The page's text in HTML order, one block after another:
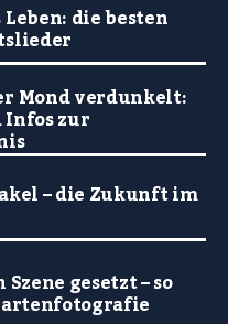
die besten
Mond verdunkelt:
zur
– die Zukunft im
gesetzt – so